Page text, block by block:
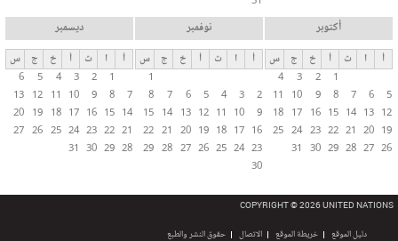
أكتوبر
أ ا ث أ خ ج
س
1
2
3
4
5
6
7
8
9
10
11
12
13
14
15
16
17
18
19
20
21
22
23
24
25
26
27
28
29
30
31
نوفمبر
أ ا ث أ خ ج
س
1
2
3
4
5
6
7
8
9
10
11
12
13
14
15
16
17
18
19
20
21
22
23
24
25
26
27
28
29
30
ديسمبر
أ ا ث أ خ ج
س
1
2
3
4
5
6
7
8
9
10
11
12
13
14
15
16
17
18
19
20
21
22
23
24
25
26
27
28
29
30
31
COPYRIGHT © 2026 UNITED NATIONS
دليل الموقع خريطة الموقع الاتصال حقوق النشر والطبع